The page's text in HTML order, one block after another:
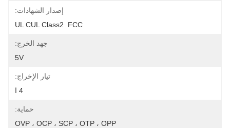
إصدار الشهادات:
UL CUL Class2  FCC
جهد الخرج:
5V
تيار الإخراج:
4 ا
حماية:
OVP ، OCP ، SCP ، OTP ، OPP